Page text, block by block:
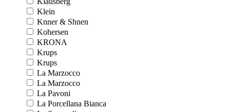
Klein
Knner & Shnen
Kohersen
KRONA
Krups
Krups
La Marzocco
La Marzocco
La Pavoni
La Porcellana Bianca